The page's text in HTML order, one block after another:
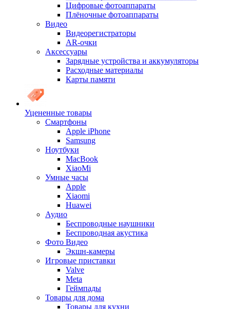
Цифровые фотоаппараты
Плёночные фотоаппараты
Видео
Видеорегистраторы
AR-очки
Аксессуары
Зарядные устройства и аккумуляторы
Расходные материалы
Карты памяти
Уцененные товары
Cмартфоны
Apple iPhone
Samsung
Ноутбуки
MacBook
XiaoMi
Умные часы
Apple
Xiaomi
Huawei
Аудио
Беспроводные наушники
Беспроводная акустика
Фото Видео
Экшн-камеры
Игровые приставки
Valve
Meta
Геймпады
Товары для дома
Товары для кухни